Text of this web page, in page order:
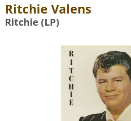
Ritchie Valens
Ritchie (LP)